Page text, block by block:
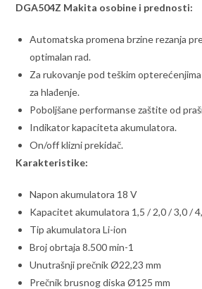
DGA504Z Makita osobine i prednosti:
Automatska promena brzine rezanja
optimalan rad.
Za rukovanje pod teškim
za hlađenje.
Poboljšane performanse zaštite od
Indikator kapaciteta akumulatora.
On/off klizni prekidač.
Karakteristike:
Napon akumulatora 18 V
Kapacitet akumulatora 1,5 / 2,0 / 3,0 /
Tip akumulatora Li-ion
Broj obrtaja 8.500 min-1
Unutrašnji prečnik Ø22,23 mm
Prečnik brusnog diska Ø125 mm